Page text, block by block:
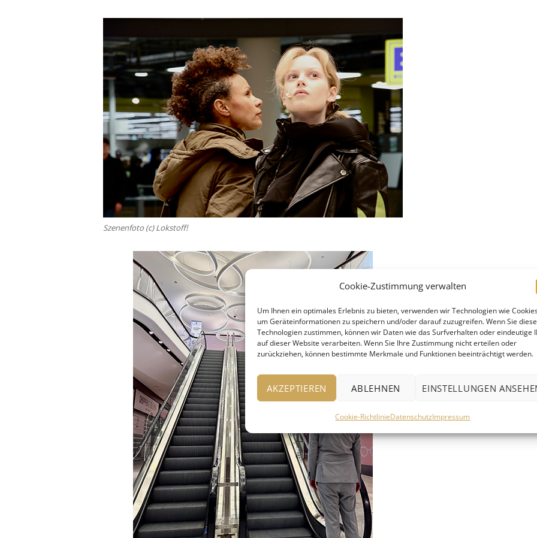
Cookie-Zustimmung verwalten
Um Ihnen ein optimales Erlebnis zu bieten, verwenden wir Technologien wie
um Geräteinformationen zu speichern und/oder darauf zuzugreifen. Wenn Sie
Technologien zustimmen, können wir Daten wie das Surfverhalten oder eindeutige
auf dieser Website verarbeiten. Wenn Sie Ihre Zustimmung nicht erteilen oder
zurückziehen, können bestimmte Merkmale und Funktionen beeinträchtigt werden.
AKZEPTIEREN ABLEHNEN EINSTELLUNGEN
Cookie-RichtlinieDatenschutzImpressum
Szenenfoto (c) Lokstoff!